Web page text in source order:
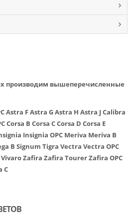
производим вышеперечисленные
Astra FAstra GAstra H Astra J Calibra
Corsa B Corsa CCorsa D Corsa E
Insignia OPC Meriva Meriva B
B Signum Tigra Vectra Vectra OPC
VivaroZafira Zafira TourerZafira OPC
C